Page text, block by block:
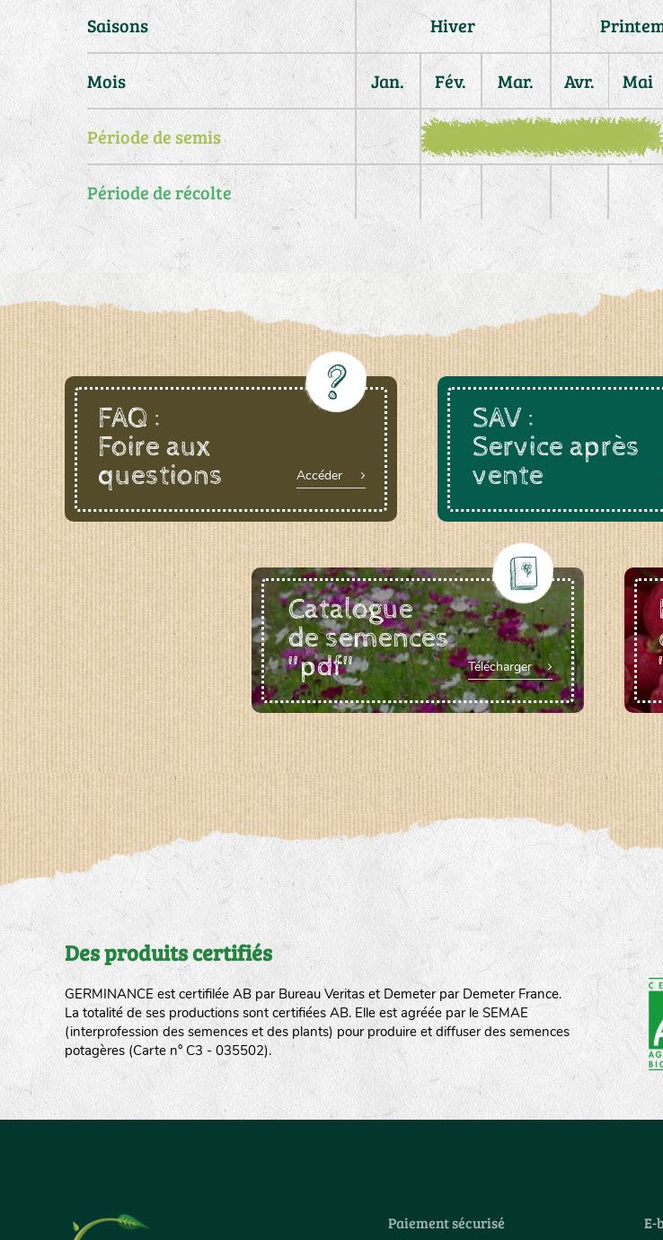
Saisons Hiver
Mois Jan. Fév. Mar. Avr. Mai
Période de semis
Période de récolte
FAQ :
Foire aux
questions
Accéder
SAV :
Service après
vente
Catalogue
de semences
"pdf"
Télécharger
Des produits certifiés
GERMINANCE est certifilée AB par Bureau Veritas et Demeter par Demeter France.
La totalité de ses productions sont certifiées AB. Elle est agréée par le SEMAE
(interprofession des semences et des plants) pour produire et diffuser des semences
potagères (Carte n° C3 - 035502).
Paiement sécurisé E-